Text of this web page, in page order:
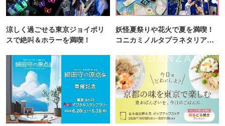
涼しく過ごせる東京ジョイポリ
スで絶叫＆ホラーを満喫！
妖怪夏祭りや花火で夏を満喫！
コニカミノルタプラネタリア